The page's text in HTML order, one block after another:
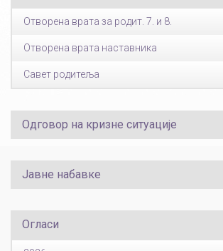
Отворена врата за родит. 7. и 8.
Отворена врата наставника
Савет родитеља
Одговор на кризне ситуације
Јавне набавке
Огласи